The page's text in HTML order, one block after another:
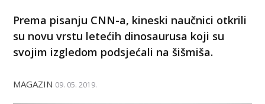
Prema pisanju CNN-a, kineski naučnici otkrili
su novu vrstu letećih dinosaurusa koji su
svojim izgledom podsjećali na šišmiša.
MAGAZIN 09. 05. 2019.